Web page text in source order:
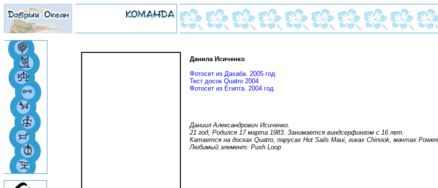
Данила Исиченко
Фотосет из Дахаба. 2005 год
Тест досок Quatro 2004
Фотосет из Египта. 2004 год
Даниил Александрович Исиченко.
21 год, Родился 17 марта 1983. Занимается виндсерфингом с 16 лет.
Катается на досках Quatro, парусах Hot Sails Maui, гиках Chinook, мачтах
Любимый элемент: Push Loop